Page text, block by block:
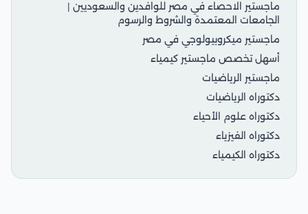
ماجستير الاحصاء في مصر للوافدين والسعوديين |
الجامعات المعتمدة والشروط والرسوم
ماجستير ميكروبيولوجي في مصر
أسهل تخصص ماجستير كيمياء
ماجستير الرياضيات
دكتوراه الرياضيات
دكتوراه علوم الأحياء
دكتوراه الفيزياء
دكتوراه الكيمياء